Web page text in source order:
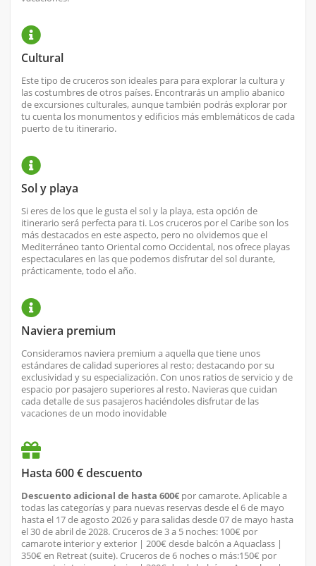
Cultural
Este tipo de cruceros son ideales para para explorar la cultura y
las costumbres de otros países. Encontrarás un amplio abanico
de excursiones culturales, aunque también podrás explorar por
tu cuenta los monumentos y edificios más emblemáticos de cada
puerto de tu itinerario.
Sol y playa
Si eres de los que le gusta el sol y la playa, esta opción de
itinerario será perfecta para ti. Los cruceros por el Caribe son los
más destacados en este aspecto, pero no olvidemos que el
Mediterráneo tanto Oriental como Occidental, nos ofrece playas
espectaculares en las que podemos disfrutar del sol durante,
prácticamente, todo el año.
Naviera premium
Consideramos naviera premium a aquella que tiene unos
estándares de calidad superiores al resto; destacando por su
exclusividad y su especialización. Con unos ratios de servicio y de
espacio por pasajero superiores al resto. Navieras que cuidan
cada detalle de sus pasajeros haciéndoles disfrutar de las
vacaciones de un modo inovidable
Hasta 600 € descuento
Descuento adicional de hasta 600€ por camarote. Aplicable a
todas las categorías y para nuevas reservas desde el 6 de mayo
hasta el 17 de agosto 2026 y para salidas desde 07 de mayo hasta
el 30 de abril de 2028. Cruceros de 3 a 5 noches: 100€ por
camarote interior y exterior | 200€ desde balcón a Aquaclass |
350€ en Retreat (suite). Cruceros de 6 noches o más:150€ por